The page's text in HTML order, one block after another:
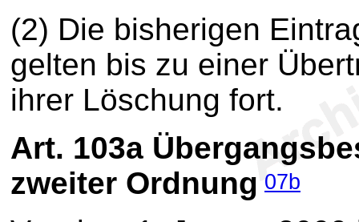
(2) Die bisherigen
gelten bis zu einer
ihrer Löschung fort.
Art. 103a
zweiter Ordnung 07b